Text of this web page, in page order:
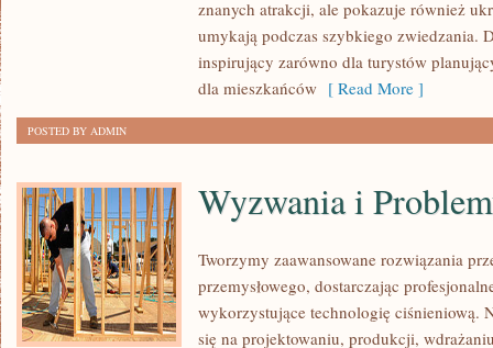
znanych atrakcji, ale pokazuje również
umykają podczas szybkiego zwiedzania.
inspirujący zarówno dla turystów
dla mieszkańców [ Read More ]
POSTED BY ADMIN
Wyzwania i
Tworzymy zaawansowane rozwiązania
przemysłowego, dostarczając
wykorzystujące technologię ciśnieniową.
się na projektowaniu, produkcji,